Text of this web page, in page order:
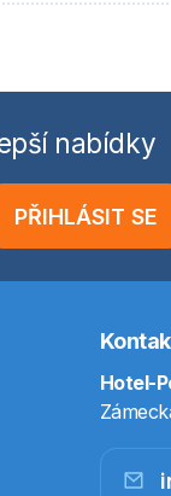
nabídky
PŘIHLÁSIT SE
Hotel-